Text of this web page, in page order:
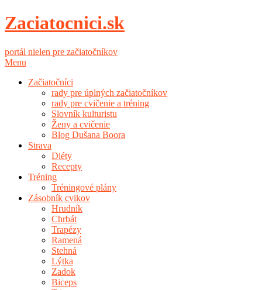
Zaciatocnici.sk
portál nielen pre začiatočníkov
Menu
Začiatočníci
rady pre úplných začiatočníkov
rady pre cvičenie a tréning
Slovník kulturistu
Ženy a cvičenie
Blog Dušana Boora
Strava
Diéty
Recepty
Tréning
Tréningové plány
Zásobník cvikov
Hrudník
Chrbát
Trapézy
Ramená
Stehná
Lýtka
Zadok
Biceps